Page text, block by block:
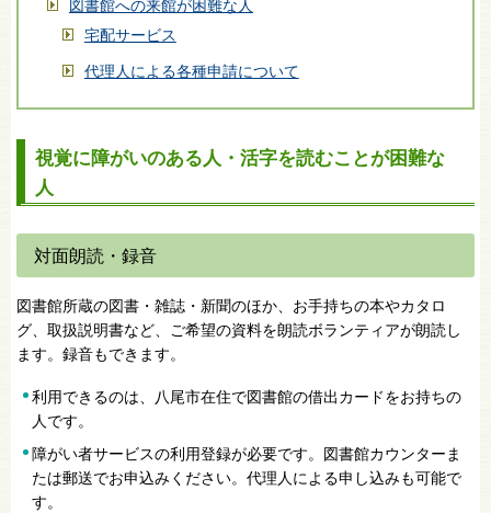
図書館への来館が困難な人
宅配サービス
代理人による各種申請について
視覚に障がいのある人・活字を読むことが困難な
人
対面朗読・録音
図書館所蔵の図書・雑誌・新聞のほか、お手持ちの本やカタロ
グ、取扱説明書など、ご希望の資料を朗読ボランティアが朗読し
ます。録音もできます。
利用できるのは、八尾市在住で図書館の借出カードをお持ちの
人です。
障がい者サービスの利用登録が必要です。図書館カウンターま
たは郵送でお申込みください。代理人による申し込みも可能で
す。